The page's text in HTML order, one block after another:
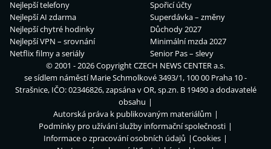
Nejlepší telefony
Nejlepší AI zdarma
Nejlepší chytré hodinky
Nejlepší VPN – srovnání
Netflix filmy a seriály
Spořicí účty
Superdávka – změny
Důchody 2027
Minimální mzda 2027
Senior Pas – slevy
© 2001 - 2026 CopyrightCZECH NEWS CENTER a.s.
se sídlem náměstí Marie Schmolkové 3493/1, 100 00 Praha 10 -
Strašnice, IČO: 02346826, zapsána v OR, sp.zn. B 19490 a dodavatelé
obsahu
Autorská práva k publikovaným materiálům
Podmínky pro užívání služby informační společnosti
Informace o zpracování osobních údajů
Cookies